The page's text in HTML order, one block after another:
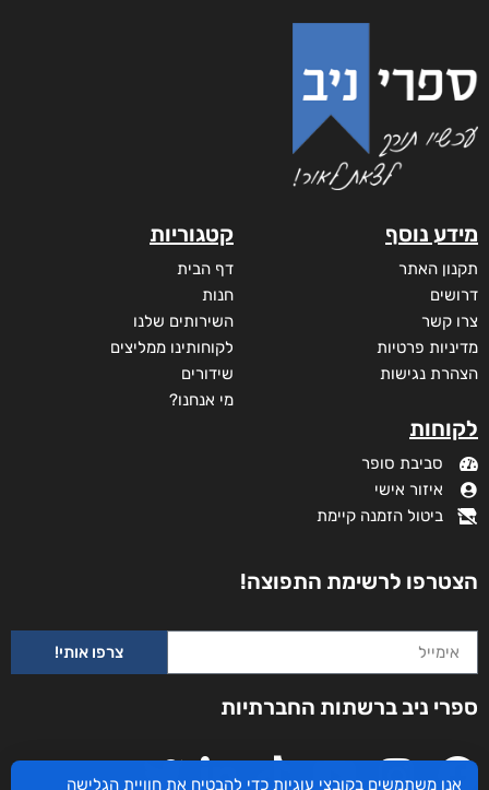
מידע נוסף
תקנון האתר
דרושים
צרו קשר
מדיניות פרטיות
הצהרת נגישות
לקוחות
סביבת סופר
איזור אישי
ביטול הזמנה קיימת
קטגוריות
דף הבית
חנות
השירותים שלנו
לקוחותינו ממליצים
שידורים
מי אנחנו?
הצטרפו לרשימת התפוצה!
צרפו אותי!
ספרי ניב ברשתות החברתיות
אנו משתמשים בקובצי עוגיות כדי להבטיח את חוויית הגלישה